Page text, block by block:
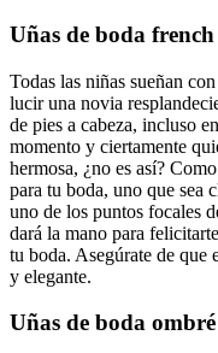
Uñas de boda
Todas las niñas sueñan
lucir una novia
de pies a cabeza, incluso
momento y ciertamente
hermosa, ¿no es así?
para tu boda, uno que sea
uno de los puntos focales
dará la mano para
tu boda. Asegúrate de que
y elegante.
Uñas de boda ombré